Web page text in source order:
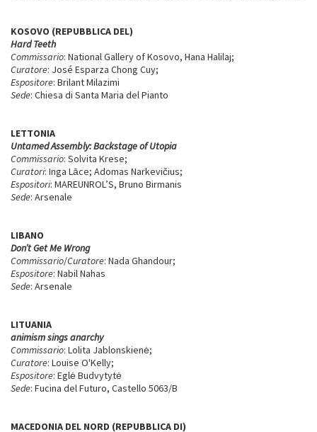
KOSOVO (REPUBBLICA DEL)
Hard Teeth
Commissario: National Gallery of Kosovo, Hana Halilaj;
Curatore: José Esparza Chong Cuy;
Espositore: Brilant Milazimi
Sede: Chiesa di Santa Maria del Pianto
LETTONIA
Untamed Assembly: Backstage of Utopia
Commissario: Solvita Krese;
Curatori: Inga Lāce; Adomas Narkevičius;
Espositori: MAREUNROL’S, Bruno Birmanis
Sede: Arsenale
LIBANO
Don’t Get Me Wrong
Commissario/Curatore: Nada Ghandour;
Espositore: Nabil Nahas
Sede: Arsenale
LITUANIA
animism sings anarchy
Commissario: Lolita Jablonskienė;
Curatore: Louise O'Kelly;
Espositore: Eglė Budvytytė
Sede: Fucina del Futuro, Castello 5063/B
MACEDONIA DEL NORD (REPUBBLICA DI)